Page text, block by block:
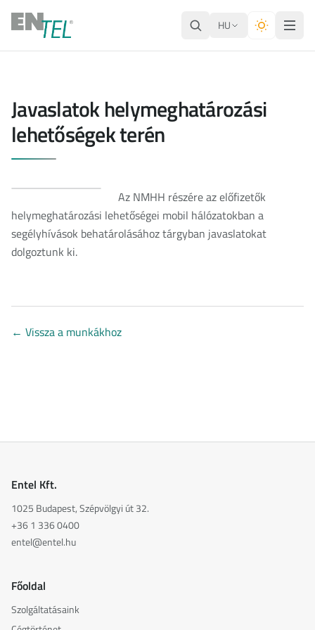
HU
Javaslatok helymeghatározási
lehetőségek terén
Az NMHH részére az előfizetők
helymeghatározási lehetőségei mobil hálózatokban a
segélyhívások behatárolásához tárgyban javaslatokat
dolgoztunk ki.
← Vissza a munkákhoz
Entel Kft.
1025 Budapest, Szépvölgyi út 32.
+36 1 336 0400
entel@entel.hu
Főoldal
Szolgáltatásaink